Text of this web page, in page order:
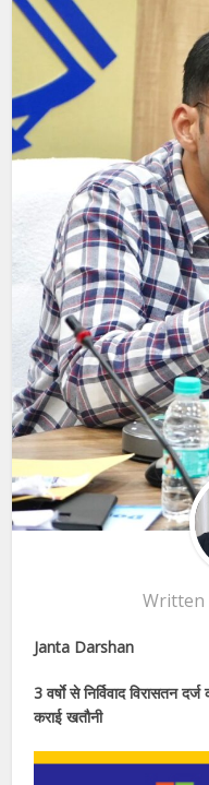
Written
Janta Darshan
3 वर्षाे से निर्विवाद विरासतन
कराई खतौनी